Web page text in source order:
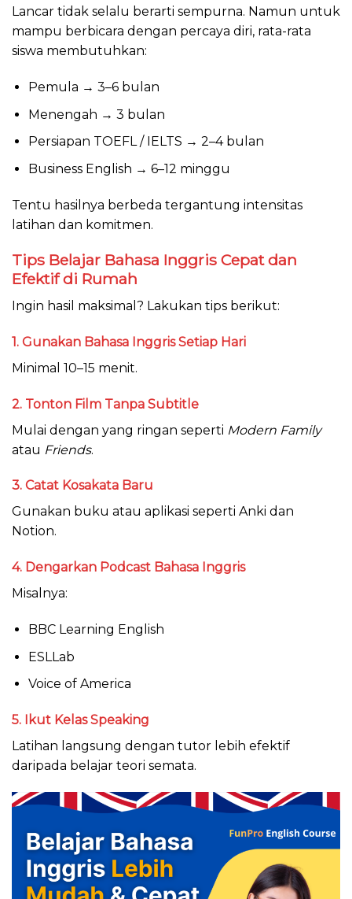
Lancar tidak selalu berarti sempurna. Namun untuk
mampu berbicara dengan percaya diri, rata-rata
siswa membutuhkan:
Pemula → 3–6 bulan
Menengah → 3 bulan
Persiapan TOEFL / IELTS → 2–4 bulan
Business English → 6–12 minggu
Tentu hasilnya berbeda tergantung intensitas
latihan dan komitmen.
Tips Belajar Bahasa Inggris Cepat dan
Efektif di Rumah
Ingin hasil maksimal? Lakukan tips berikut:
1. Gunakan Bahasa Inggris Setiap Hari
Minimal 10–15 menit.
2. Tonton Film Tanpa Subtitle
Mulai dengan yang ringan seperti Modern Family
atau Friends.
3. Catat Kosakata Baru
Gunakan buku atau aplikasi seperti Anki dan
Notion.
4. Dengarkan Podcast Bahasa Inggris
Misalnya:
BBC Learning English
ESLLab
Voice of America
5. Ikut Kelas Speaking
Latihan langsung dengan tutor lebih efektif
daripada belajar teori semata.